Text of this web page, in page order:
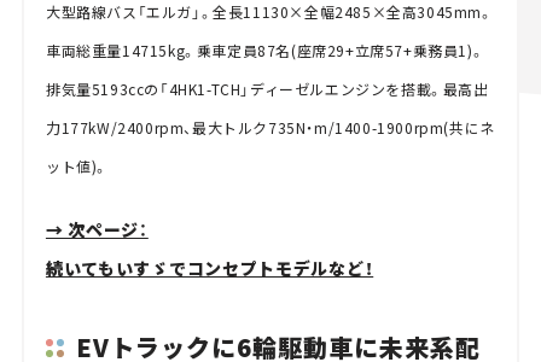
大型路線バス「エルガ」。全長11130×全幅2485×全高3045mm。
車両総重量14715kg。乗車定員87名(座席29+立席57+乗務員1)。
排気量5193ccの「4HK1-TCH」ディーゼルエンジンを搭載。最高出
力177kW/2400rpm、最大トルク735N・m/1400-1900rpm(共にネ
ット値)。
→ 次ページ：
続いてもいすゞでコンセプトモデルなど！
EVトラックに6輪駆動車に未来系配